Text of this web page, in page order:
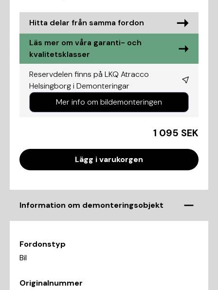
Hitta delar från samma fordon
Läs mer om våra garanti- och
kvalitetsklasser
Reservdelen finns på LKQ Atracco
Helsingborg i Demonteringar
Mer info om bildemonteringen
1 095 SEK
Lägg i varukorgen
Information om demonteringsobjekt
Fordonstyp
Bil
Originalnummer